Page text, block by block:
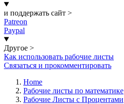
и поддержать сайт >
Patreon
Paypal
Другое >
Как использовать рабочие листы
Связаться и прокомментировать
Home
Рабочие листы по математике
Рабочие Листы с Процентами